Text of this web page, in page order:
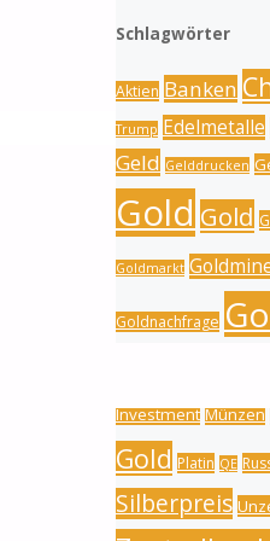
Schlagwörter
Aktien Banken
Trump Edelmetalle
Geld Gelddrucken
Gold Gold
Goldmarkt
Goldnachfrage
Investment Münzen
Gold Platin QE
Silberpreis